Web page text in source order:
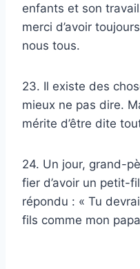
enfants et son
merci d’avoir
nous tous.
23. Il existe des
mieux ne pas dire.
mérite d’être dite
24. Un jour, grand-
fier d’avoir un petit-
répondu : « Tu
fils comme mon